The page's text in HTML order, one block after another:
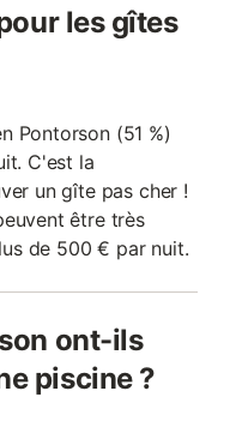
les gîtes
Pontorson (51 %)
C'est la
un gîte pas cher !
être très
de 500 € par nuit.
ont-ils
piscine ?